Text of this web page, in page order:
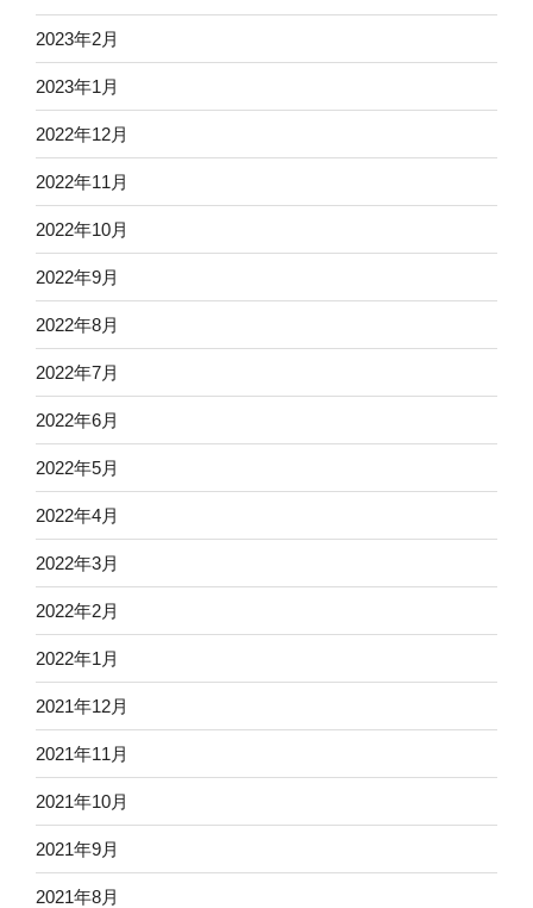
2023年2月
2023年1月
2022年12月
2022年11月
2022年10月
2022年9月
2022年8月
2022年7月
2022年6月
2022年5月
2022年4月
2022年3月
2022年2月
2022年1月
2021年12月
2021年11月
2021年10月
2021年9月
2021年8月